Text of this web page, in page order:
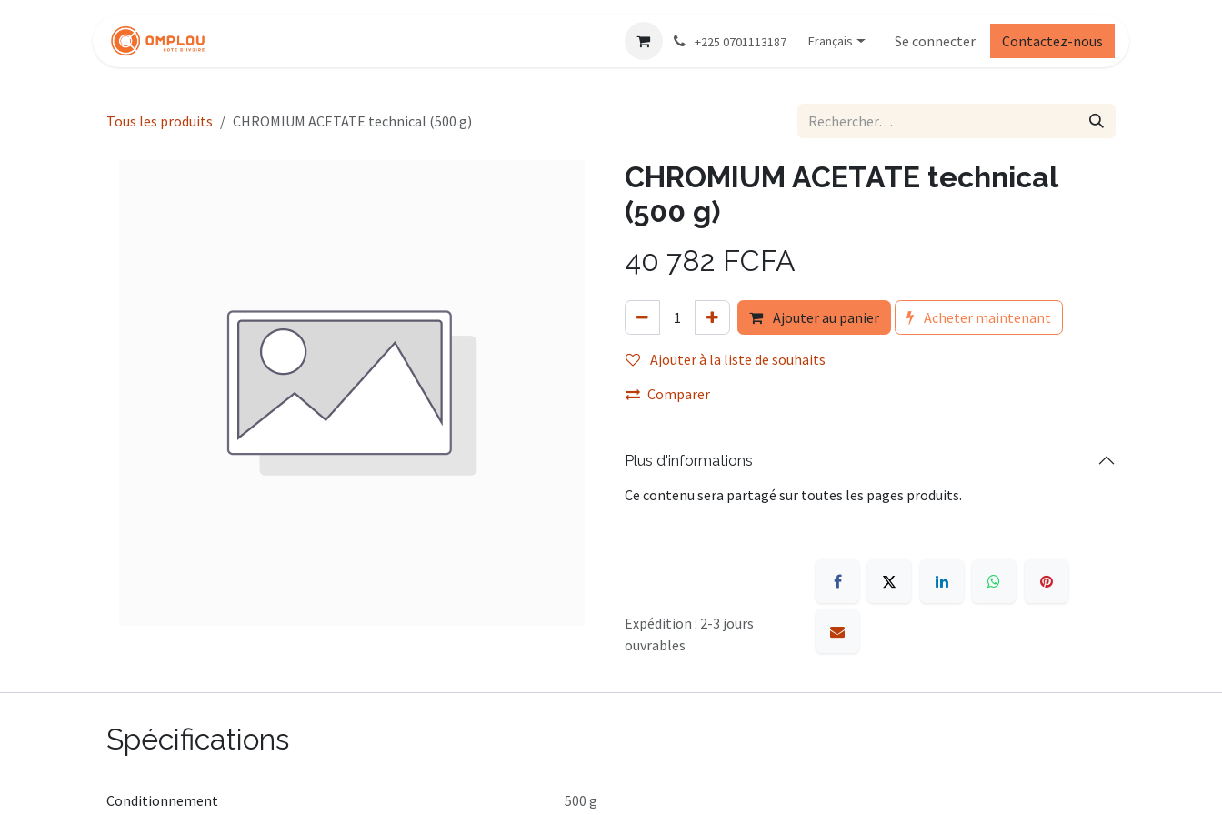
+225 0701113187 Français Se connecter Contactez-nous
Tous les produits CHROMIUM ACETATE technical (500 g)
CHROMIUM ACETATE technical
(500 g)
40 782 FCFA
Ajouter au panier Acheter maintenant
Ajouter à la liste de souhaits
Comparer
Plus d'informations
Ce contenu sera partagé sur toutes les pages produits.
Expédition : 2-3 jours
ouvrables
Spécifications
Conditionnement 500 g